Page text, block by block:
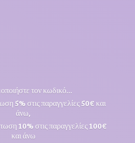
τον κωδικό...
5% στις παραγγελίες 50€ και
άνω,
10% στις παραγγελίες 100€
και άνω